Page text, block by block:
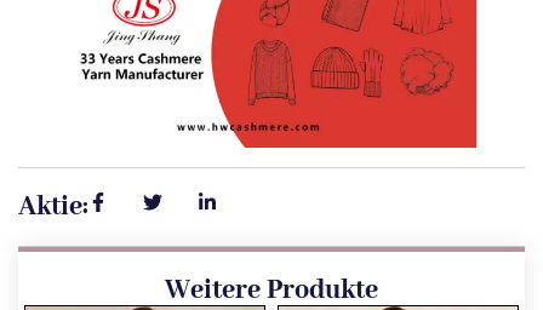
Aktie:
Weitere Produkte